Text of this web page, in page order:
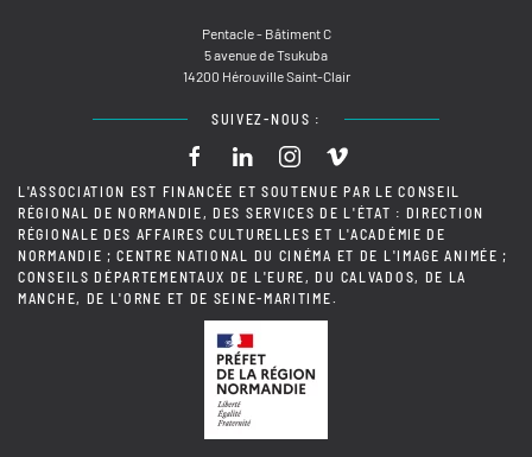
Pentacle - Bâtiment C
5 avenue de Tsukuba
14200 Hérouville Saint-Clair
SUIVEZ-NOUS :
L'ASSOCIATION EST FINANCÉE ET SOUTENUE PAR LE CONSEIL
RÉGIONAL DE NORMANDIE, DES SERVICES DE L'ÉTAT : DIRECTION
RÉGIONALE DES AFFAIRES CULTURELLES ET L'ACADÉMIE DE
NORMANDIE ; CENTRE NATIONAL DU CINÉMA ET DE L'IMAGE ANIMÉE ;
CONSEILS DÉPARTEMENTAUX DE L'EURE, DU CALVADOS, DE LA
MANCHE, DE L'ORNE ET DE SEINE-MARITIME.